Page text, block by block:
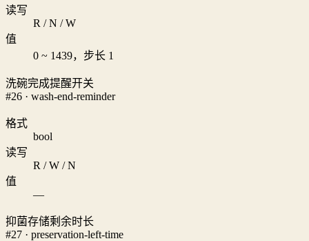
读写
R / N / W
值
0 ~ 1439，步长 1
洗碗完成提醒开关
#26 · wash-end-reminder
格式
bool
读写
R / W / N
值
—
抑菌存储剩余时长
#27 · preservation-left-time